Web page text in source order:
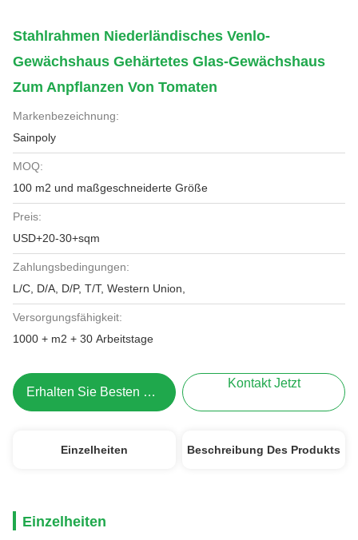
Stahlrahmen Niederländisches Venlo-
Gewächshaus Gehärtetes Glas-Gewächshaus
Zum Anpflanzen Von Tomaten
Markenbezeichnung:
Sainpoly
MOQ:
100 m2 und maßgeschneiderte Größe
Preis:
USD+20-30+sqm
Zahlungsbedingungen:
L/C, D/A, D/P, T/T, Western Union,
Versorgungsfähigkeit:
1000 + m2 + 30 Arbeitstage
Erhalten Sie Besten Preis
Kontakt Jetzt
Einzelheiten Beschreibung Des Produkts
Einzelheiten